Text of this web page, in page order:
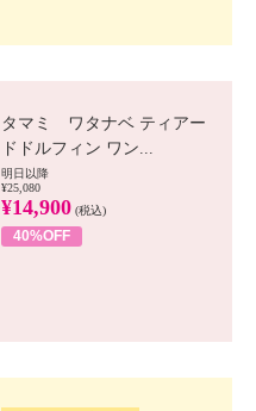
タマミ ワタナベ ティアー
ドドルフィン ワン...
明日以降
¥25,080
¥14,900 (税込)
40%OFF